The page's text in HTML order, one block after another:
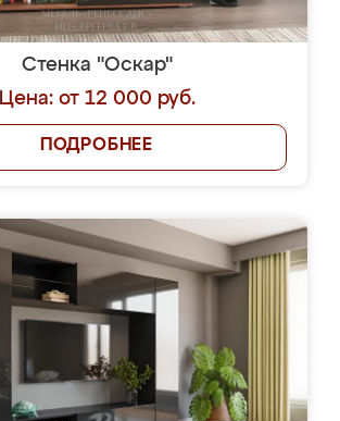
Стенка "Оскар"
Цена: от 12 000 руб.
ПОДРОБНЕЕ